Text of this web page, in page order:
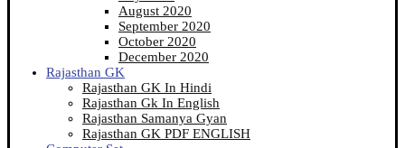
August 2020
September 2020
October 2020
December 2020
Rajasthan GK
Rajasthan GK In Hindi
Rajasthan Gk In English
Rajasthan Samanya Gyan
Rajasthan GK PDF ENGLISH